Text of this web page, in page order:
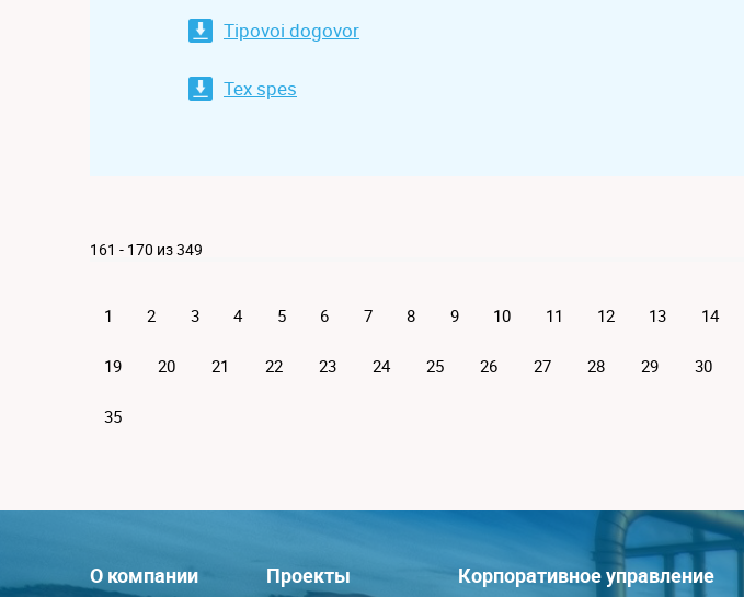
Tipovoi dogovor
Tex spes
161 - 170 из 349
1 2 3 4 5 6 7 8 9 10 11 12 13 14
19 20 21 22 23 24 25 26 27 28 29 30
35
О компании Проекты Корпоративное управление